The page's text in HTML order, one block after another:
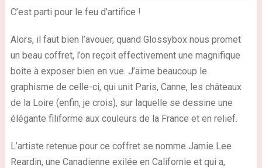
C’est parti pour le feu d’artifice !
Alors, il faut bien l’avouer, quand Glossybox nous promet
un beau coffret, l’on reçoit effectivement une magnifique
boîte à exposer bien en vue. J’aime beaucoup le
graphisme de celle-ci, qui unit Paris, Canne, les châteaux
de la Loire (enfin, je crois), sur laquelle se dessine une
élégante filiforme aux couleurs de la France et en relief.
L’artiste retenue pour ce coffret se nomme Jamie Lee
Reardin, une Canadienne exilée en Californie et qui a,